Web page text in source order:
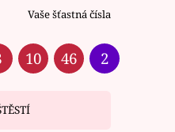
Vaše šťastná čísla
10 46 2